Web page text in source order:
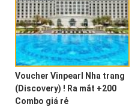
Voucher Vinpearl Nha trang
(Discovery) ! Ra mắt +200
Combo giá rẻ